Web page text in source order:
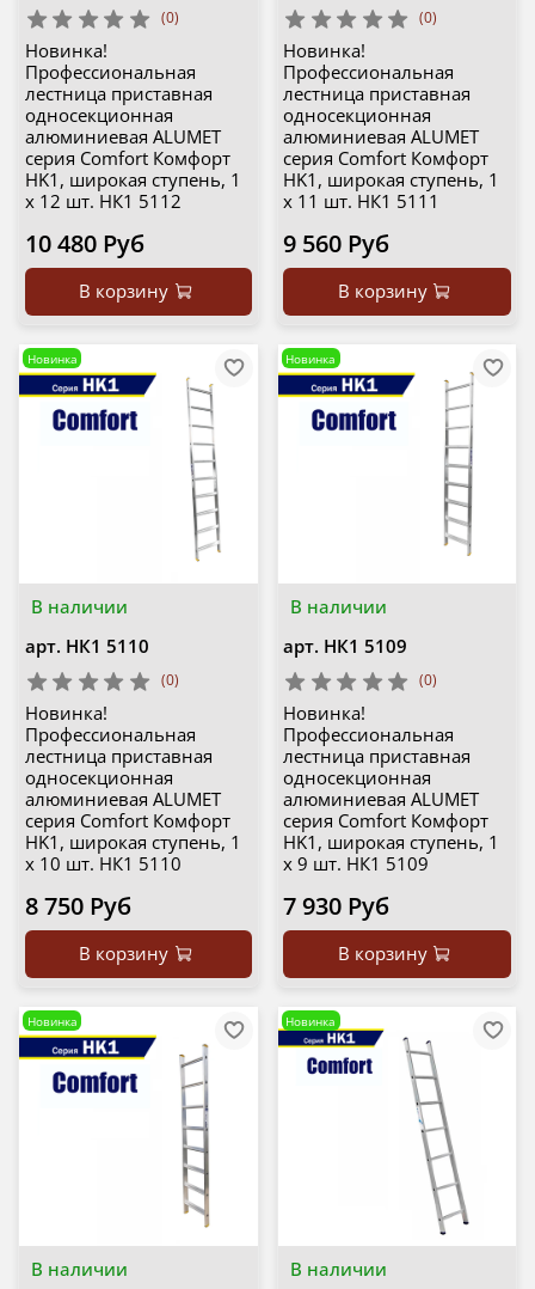
(0)
Новинка!
Профессиональная
лестница приставная
односекционная
алюминиевая ALUMET
серия Comfort Комфорт
HK1, широкая ступень, 1
х 12 шт. НК1 5112
10 480 Руб
В корзину
(0)
Новинка!
Профессиональная
лестница приставная
односекционная
алюминиевая ALUMET
серия Comfort Комфорт
HK1, широкая ступень, 1
х 11 шт. НК1 5111
9 560 Руб
В корзину
В наличии
Новинка
арт. НК1 5110
(0)
Новинка!
Профессиональная
лестница приставная
односекционная
алюминиевая ALUMET
серия Comfort Комфорт
HK1, широкая ступень, 1
х 10 шт. НК1 5110
8 750 Руб
В корзину
В наличии
Новинка
арт. НК1 5109
(0)
Новинка!
Профессиональная
лестница приставная
односекционная
алюминиевая ALUMET
серия Comfort Комфорт
HK1, широкая ступень, 1
х 9 шт. НК1 5109
7 930 Руб
В корзину
В наличии
Новинка
В наличии
Новинка